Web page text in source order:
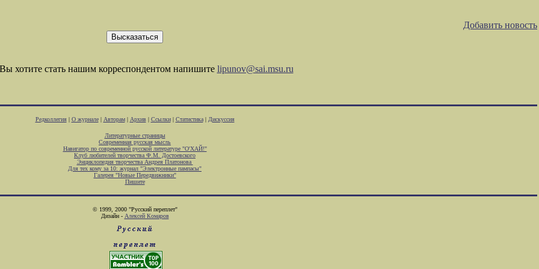
Добавить новость
хотите стать нашим корреспондентом напишите lipunov@sai.msu.ru
Редколлегия| О журнале| Авторам| Архив| Ссылки| Статистика| Дискуссия
Литературные страницы
Современная русская мысль
Навигатор по современной русской литературе "О'ХАЙ!"
Клуб любителей творчества Ф.М. Достоевского
Энциклопедия творчества Андрея Платонова
Для тех кому за 10: журнал "Электронные пампасы"
Галерея "Новые Передвижники"
Пишите
© 1999, 2000 "Русский переплет"
Дизайн - Алексей Комаров